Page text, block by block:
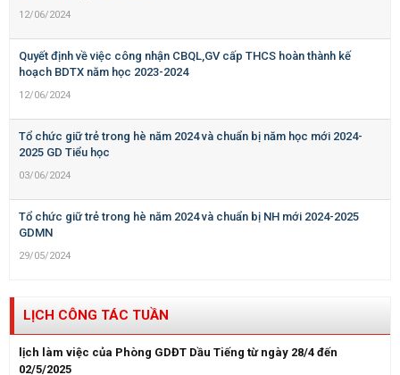
12/06/2024
Quyết định về việc công nhận CBQL,GV cấp THCS hoàn thành kế
hoạch BDTX năm học 2023-2024
12/06/2024
Tổ chức giữ trẻ trong hè năm 2024 và chuẩn bị năm học mới 2024-
2025 GD Tiểu học
03/06/2024
Tổ chức giữ trẻ trong hè năm 2024 và chuẩn bị NH mới 2024-2025
GDMN
29/05/2024
LỊCH CÔNG TÁC TUẦN
lịch làm việc của Phòng GDĐT Dầu Tiếng từ ngày 28/4 đến
02/5/2025